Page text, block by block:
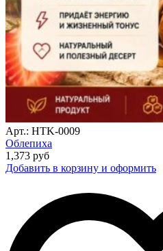
Арт.: HTK-0009
Облепиха
1,373 руб
Добавить в корзину и оформить